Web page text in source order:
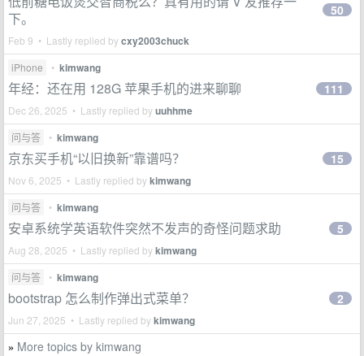
下。
Feb 9 • Lastly replied bycxy2003chuck
50
iPhone • kimwang
年经：还在用 128G 苹果手机的进来聊聊
Dec 26, 2025 • Lastly replied byuuhhme
111
问与答 • kimwang
京东买手机“以旧换新”靠谱吗？
Nov 6, 2025 • Lastly replied bykimwang
15
问与答 • kimwang
安卓系统学英语软件突然不发声的奇怪问题求助
Aug 28, 2025 • Lastly replied bykimwang
5
问与答 • kimwang
bootstrap 怎么制作弹出式菜单？
Jun 27, 2025 • Lastly replied bykimwang
2
» More topics by kimwang